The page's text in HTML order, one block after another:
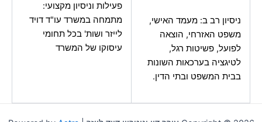
ניסיון רב ב: מעמד האישי,
משפט האזרחי, הוצאה
לפועל, פשיטות רגל,
לטיגציה בערכאות השונות
בבית המשפט ובתי הדין.
פעילות וניסיון מקצועי:
מתמחה במשרד עו"ד דויד
לייזר ושות' בכל תחומי
עיסוקו של המשרד